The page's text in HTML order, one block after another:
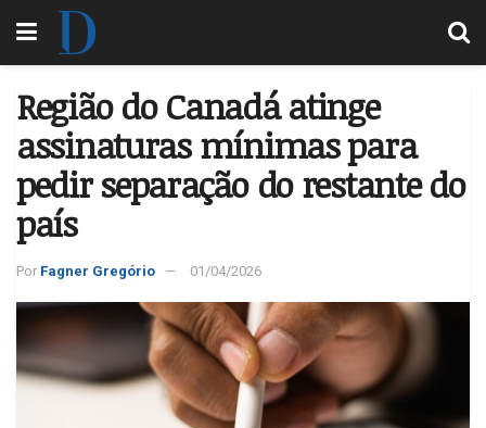
Região do Canadá atinge
assinaturas mínimas para
pedir separação do restante do
país
Por Fagner Gregório 01/04/2026